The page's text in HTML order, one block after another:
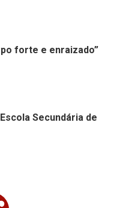
forte e enraizado”
Secundária de